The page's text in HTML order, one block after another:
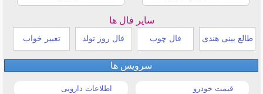
سایر فال ها
طالع بینی هندی فال چوب فال روز تولد تعبیر خواب
سرویس ها
قیمت خودرو اطلاعات دارویی